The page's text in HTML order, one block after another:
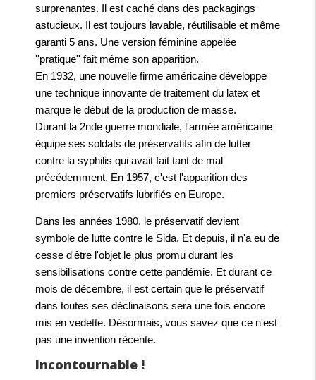
surprenantes. Il est caché dans des packagings
astucieux. Il est toujours lavable, réutilisable et même
garanti 5 ans. Une version féminine appelée
''pratique'' fait même son apparition.
En 1932, une nouvelle firme américaine développe
une technique innovante de traitement du latex et
marque le début de la production de masse.
Durant la 2nde guerre mondiale, l'armée américaine
équipe ses soldats de préservatifs afin de lutter
contre la syphilis qui avait fait tant de mal
précédemment. En 1957, c'est l'apparition des
premiers préservatifs lubrifiés en Europe.
Dans les années 1980, le préservatif devient
symbole de lutte contre le Sida. Et depuis, il n'a eu de
cesse d'être l'objet le plus promu durant les
sensibilisations contre cette pandémie. Et durant ce
mois de décembre, il est certain que le préservatif
dans toutes ses déclinaisons sera une fois encore
mis en vedette. Désormais, vous savez que ce n'est
pas une invention récente.
Incontournable !